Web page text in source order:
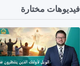
1:02:03
فيديوهات مختارة